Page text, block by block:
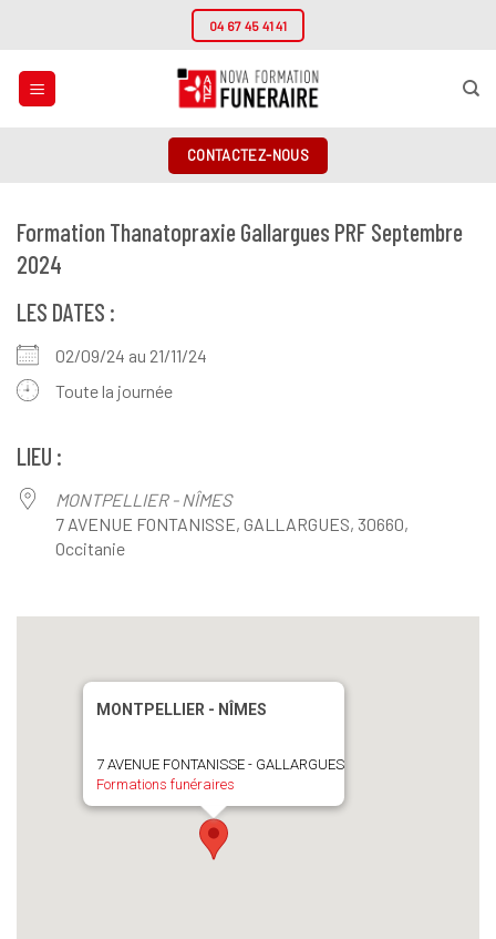
contenu
04 67 45 41 41
CONTACTEZ-NOUS
Formation Thanatopraxie Gallargues PRF Septembre
2024
LES DATES :
02/09/24 au 21/11/24
Toute la journée
LIEU :
MONTPELLIER - NÎMES
7 AVENUE FONTANISSE, GALLARGUES, 30660,
Occitanie
MONTPELLIER - NÎMES
7 AVENUE FONTANISSE - GALLARGUES
Formations funéraires